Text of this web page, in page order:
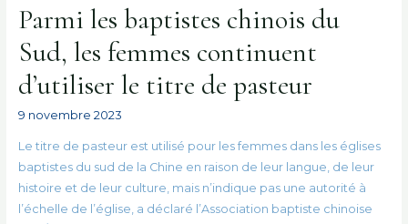
Parmi les baptistes chinois du
Sud, les femmes continuent
d’utiliser le titre de pasteur
9 novembre 2023
Le titre de pasteur est utilisé pour les femmes dans les églises
baptistes du sud de la Chine en raison de leur langue, de leur
histoire et de leur culture, mais n’indique pas une autorité à
l’échelle de l’église, a déclaré l’Association baptiste chinoise